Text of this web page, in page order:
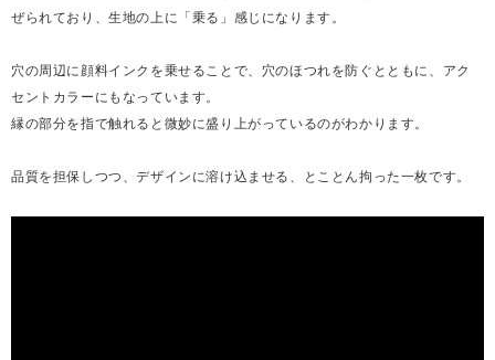
ぜられており、生地の上に「乗る」感じになります。
穴の周辺に顔料インクを乗せることで、穴のほつれを防ぐとともに、アク
セントカラーにもなっています。
縁の部分を指で触れると微妙に盛り上がっているのがわかります。
品質を担保しつつ、デザインに溶け込ませる、とことん拘った一枚です。